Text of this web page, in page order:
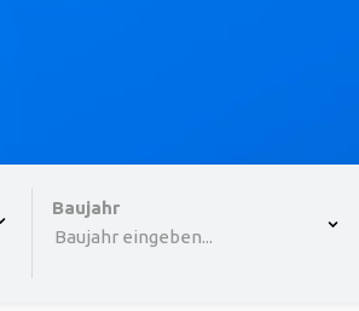
,type to refine list, press Down to open the
Baujahr
Baujahr eingeben...